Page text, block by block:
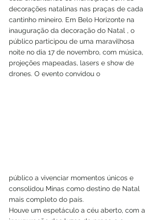
decorações natalinas nas praças de cada
cantinho mineiro. Em Belo Horizonte na
inauguração da decoração do Natal , o
público participou de uma maravilhosa
noite no dia 17 de novembro, com música,
projeções mapeadas, lasers e show de
drones. O evento convidou o
público a vivenciar momentos únicos e
consolidou Minas como destino de Natal
mais completo do país.
Houve um espetáculo a céu aberto, com a